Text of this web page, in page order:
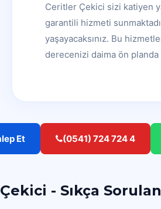
Ceritler Çekici sizi katiyen
garantili hizmeti
yaşayacaksınız. Bu
derecenizi daima ön
Et (0541) 724 724 4
- Sıkça